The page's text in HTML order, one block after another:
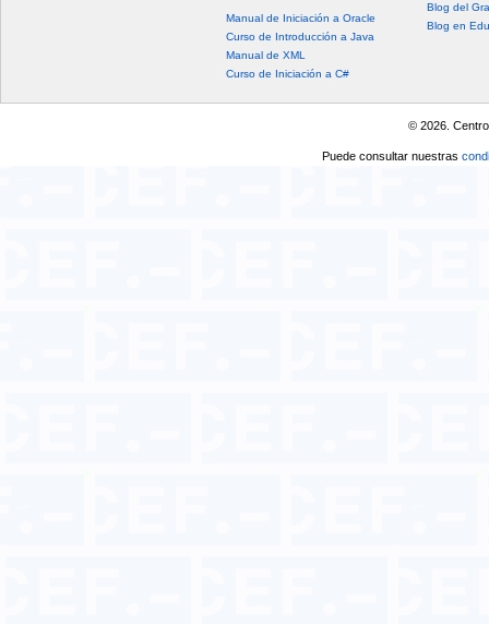
Manual de Iniciación a Oracle
Curso de Introducción a Java
Manual de XML
Curso de Iniciación a C#
Blog del
Blog en
© 2026.
Puede consultar nuestras